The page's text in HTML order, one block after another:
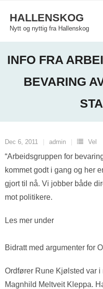
content
HALLENSKOG
Nytt og nyttig fra Hallenskog
INFO FRA
BEVARING
Dec 6, 2011 admin Vel
“Arbeidsgruppen for
kommet godt i gang og her
gjort til nå. Vi jobber både
mot politikere.
Les mer under
Bidratt med argumenter for
Ordfører Rune Kjølsted var
Magnhild Meltveit Kleppa.